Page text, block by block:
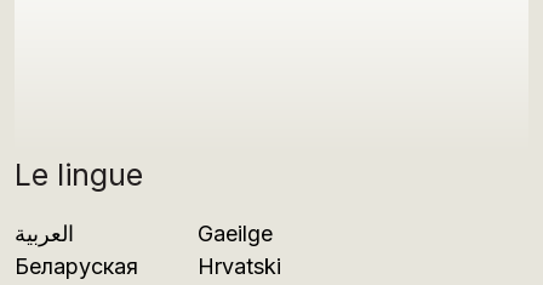
Le lingue
العربية
Беларуская
Gaeilge
Hrvatski